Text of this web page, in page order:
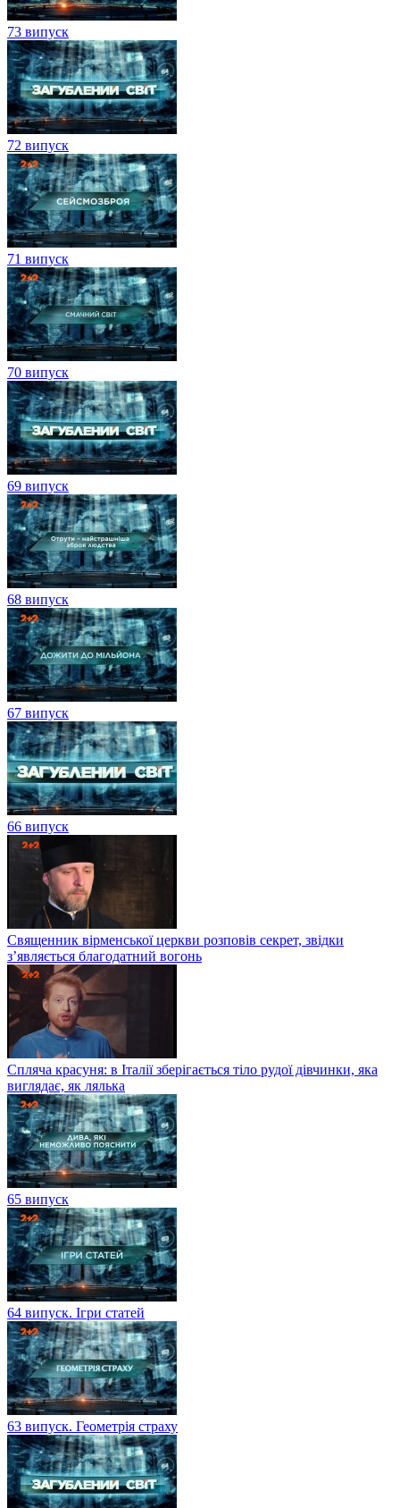
73 випуск
72 випуск
71 випуск
70 випуск
69 випуск
68 випуск
67 випуск
66 випуск
Священник вірменської церкви розповів секрет, звідки
з’являється благодатний вогонь
Спляча красуня: в Італії зберігається тіло рудої дівчинки, яка
виглядає, як лялька
65 випуск
64 випуск. Ігри статей
63 випуск. Геометрія страху